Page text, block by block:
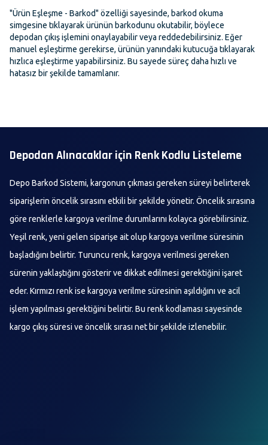
"Ürün Eşleşme - Barkod" özelliği sayesinde, barkod okuma
simgesine tıklayarak ürünün barkodunu okutabilir, böylece
depodan çıkış işlemini onaylayabilir veya reddedebilirsiniz. Eğer
manuel eşleştirme gerekirse, ürünün yanındaki kutucuğa tıklayarak
hızlıca eşleştirme yapabilirsiniz. Bu sayede süreç daha hızlı ve
hatasız bir şekilde tamamlanır.
Depodan Alınacaklar için Renk Kodlu Listeleme
Depo Barkod Sistemi, kargonun çıkması gereken süreyi belirterek
siparişlerin öncelik sırasını etkili bir şekilde yönetir. Öncelik sırasına
göre renklerle kargoya verilme durumlarını kolayca görebilirsiniz.
Yeşil renk, yeni gelen siparişe ait olup kargoya verilme süresinin
başladığını belirtir. Turuncu renk, kargoya verilmesi gereken
sürenin yaklaştığını gösterir ve dikkat edilmesi gerektiğini işaret
eder. Kırmızı renk ise kargoya verilme süresinin aşıldığını ve acil
işlem yapılması gerektiğini belirtir. Bu renk kodlaması sayesinde
kargo çıkış süresi ve öncelik sırası net bir şekilde izlenebilir.